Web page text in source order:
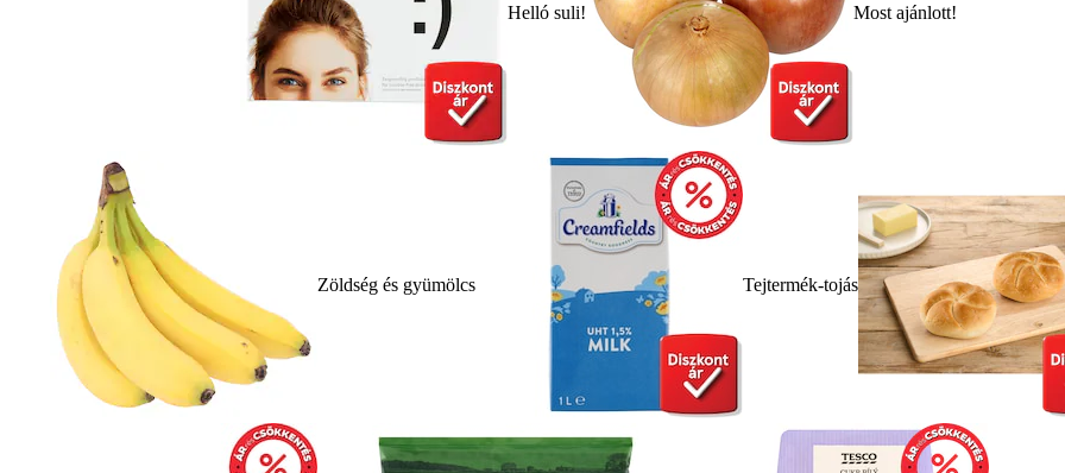
Helló suli! Most ajánlott!
Zöldség és gyümölcs Tejtermék-tojás